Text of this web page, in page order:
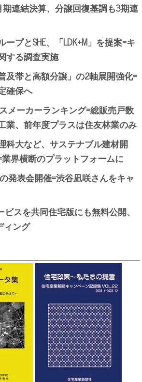
連結決算、分譲回復基調も3期連
プとSHE、「LDK+M」を提案=キ
する調査実施
及帯と高額分譲」の2軸展開強化=
確保へ
メーカーランキング=総販売戸数
業、前年度プラスは住友林業のみ
科大など、サステナブル建材開
界横断のプラットフォームに
発表会開催=渋谷凪咲さんをキャ
ビスを共同住宅版にも無料公開、
ィング